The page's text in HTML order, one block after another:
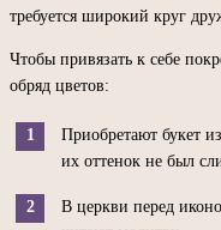
требуется широкий круг
Чтобы привязать к себе
обряд цветов:
Приобретают букет
их оттенок не был
В церкви перед